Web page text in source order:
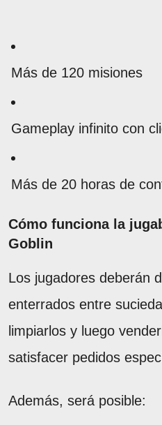
Más de 120 misiones
Gameplay infinito con
Más de 20 horas de
Cómo funciona la
Goblin
Los jugadores deberán
enterrados entre
limpiarlos y luego
satisfacer pedidos
Además, será posible: